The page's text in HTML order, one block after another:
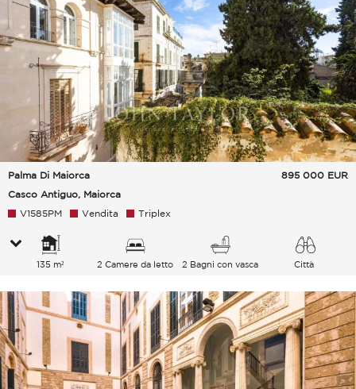
Palma Di Maiorca
Casco Antiguo, Maiorca
895 000 EUR
V1585PM Vendita Triplex
135 m² 2 Camere da letto 2 Bagni con vasca Città